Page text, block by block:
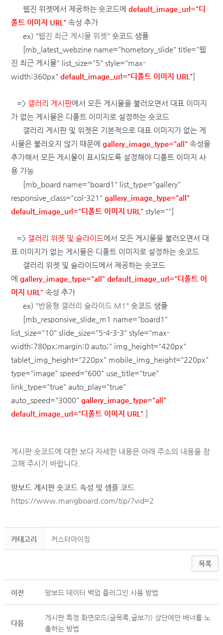
웹진 위젯에서 제공하는 숏코드에 default_image_url="디
폴트 이미지 URL" 속성 추가
ex) "웹진 최근 게시물 위젯" 숏코드 샘플
[mb_latest_webzine name="hometory_slide" title="웹
진 최근 게시물" list_size="5" style="max-
width:360px" default_image_url="디폴트 이미지 URL"]
=> 갤러리 게시판에서 모든 게시물을 불러오면서 대표 이미지
가 없는 게시물은 디폴트 이미지로 설정하는 숏코드
갤러리 게시판 및 위젯은 기본적으로 대표 이미지가 없는 게
시물은 불러오지 않기 때문에 gallery_image_type="all" 속성을
추가해서 모든 게시물이 표시되도록 설정해야 디폴트 이미지 사
용 가능
[mb_board name="board1" list_type="gallery"
responsive_class="col-321" gallery_image_type="all"
default_image_url="디폴트 이미지 URL" style=""]
=> 갤러리 위젯 및 슬라이드에서 모든 게시물을 불러오면서 대
표 이미지가 없는 게시물은 디폴트 이미지로 설정하는 숏코드
갤러리 위젯 및 슬라이드에서 제공하는 숏코드
에 gallery_image_type="all" default_image_url="디폴트 이
미지 URL" 속성 추가
ex) "반응형 갤러리 슬라이드 M1 " 숏코드 샘플
[mb_responsive_slide_m1 name="board1"
list_size="10" slide_size="5-4-3-3" style="max-
width:780px;margin:0 auto;" img_height="420px"
tablet_img_height="220px" mobile_img_height="220px"
type="image" speed="600" use_title="true"
link_type="true" auto_play="true"
auto_speed="3000" gallery_image_type="all"
default_image_url="디폴트 이미지 URL" ]
게시판 숏코드에 대한 보다 자세한 내용은 아래 주소의 내용을 참
고해 주시기 바랍니다.
망보드 게시판 숏코드 속성 및 샘플 코드
https://www.mangboard.com/tip/?vid=2
카테고리 커스터마이징
목록
이전 망보드 데이터 백업 플러그인 사용 방법
다음
게시판 특정 화면모드(글목록,글보기) 상단에만 배너를 노
출하는 방법